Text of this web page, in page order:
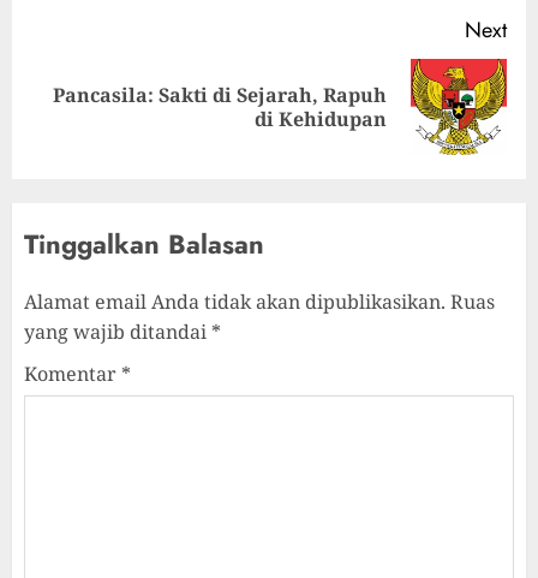
Next
Pancasila: Sakti di Sejarah, Rapuh
di Kehidupan
Tinggalkan Balasan
Alamat email Anda tidak akan dipublikasikan. Ruas
yang wajib ditandai *
Komentar *